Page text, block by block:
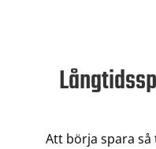
Att börja spara